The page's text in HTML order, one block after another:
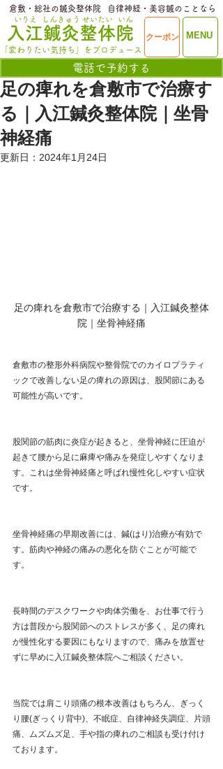
ME
​入江鍼灸整体院
いりえ
MENU
クーポン
電話で予約する
せいたい
しんきゅう いん
「変わりたい気持ち」をプロデュース
​倉敷・総社の鍼灸整体院 ​自律神経・美容鍼のことなら
足の痺れを倉敷市で治療す
る｜入江鍼灸整体院｜坐骨
神経痛
更新日： 2024年1月24日
足の痺れを倉敷市で治療する｜入江鍼灸整体
院｜坐骨神経痛
倉敷市の整形外科病院や整骨院でのカイロプラティ
ックで改善しない足の痺れの原因は、股関節にある
可能性が高いです。
股関節の筋肉に炎症が起きると、坐骨神経に圧迫が
起きて腰から足に麻痺や痛みを発症しやすくなりま
す。これは坐骨神経痛と呼ばれ慢性化しやすい症状
です。
坐骨神経痛の早期改善には、鍼(はり)治療が有効で
す。筋肉や神経の痛みの悪化を防ぐことが可能で
す。
長時間のデスクワークや肉体労働を、お仕事で行う
方は普段から股関節へのストレスが多く、足の痺れ
が慢性化する要因にもなりますので、痛みを放置せ
ずに早めに入江鍼灸整体院へご相談ください。
当院では肩こり頭痛の根本改善はもちろん、ぎっく
り腰(ぎっくり背中)、不眠症、自律神経失調症、片頭
痛、ムズムズ足、手や指の痺れのご相談も受け付け
ております。